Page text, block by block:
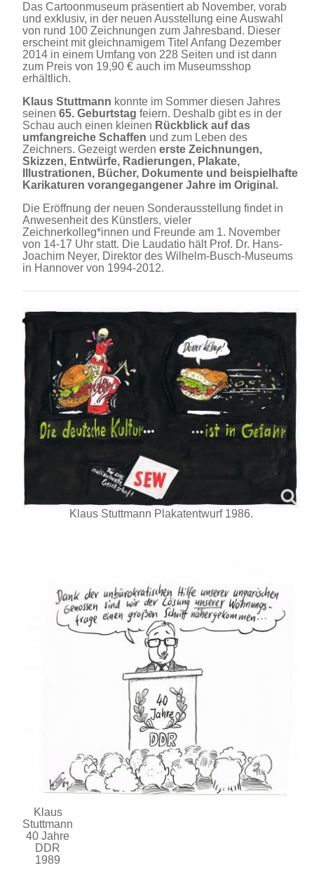
Das Cartoonmuseum präsentiert ab November, vorab
und exklusiv, in der neuen Ausstellung eine Auswahl
von rund 100 Zeichnungen zum Jahresband. Dieser
erscheint mit gleichnamigem Titel Anfang Dezember
2014 in einem Umfang von 228 Seiten und ist dann
zum Preis von 19,90 € auch im Museumsshop
erhältlich.
Klaus Stuttmann konnte im Sommer diesen Jahres
seinen 65. Geburtstag feiern. Deshalb gibt es in der
Schau auch einen kleinen Rückblick auf das
umfangreiche Schaffen und zum Leben des
Zeichners. Gezeigt werden erste Zeichnungen,
Skizzen, Entwürfe, Radierungen, Plakate,
Illustrationen, Bücher, Dokumente und beispielhafte
Karikaturen vorangegangener Jahre im Original.
Die Eröffnung der neuen Sonderausstellung findet in
Anwesenheit des Künstlers, vieler
Zeichnerkolleg*innen und Freunde am 1. November
von 14-17 Uhr statt. Die Laudatio hält Prof. Dr. Hans-
Joachim Neyer, Direktor des Wilhelm-Busch-Museums
in Hannover von 1994-2012.
Klaus Stuttmann Plakatentwurf 1986.
Klaus
Stuttmann
40 Jahre
DDR
1989